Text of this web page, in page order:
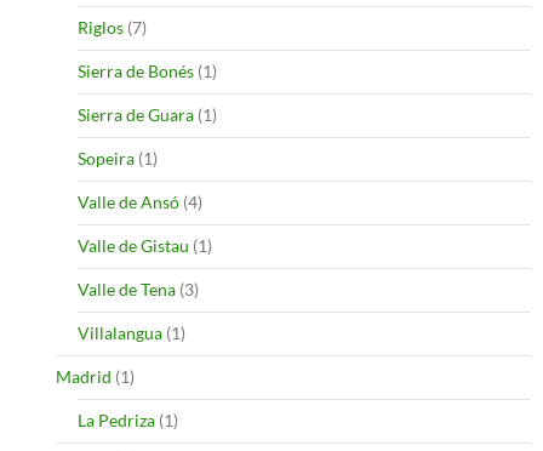
Riglos (7)
Sierra de Bonés (1)
Sierra de Guara (1)
Sopeira (1)
Valle de Ansó (4)
Valle de Gistau (1)
Valle de Tena (3)
Villalangua (1)
Madrid (1)
La Pedriza (1)